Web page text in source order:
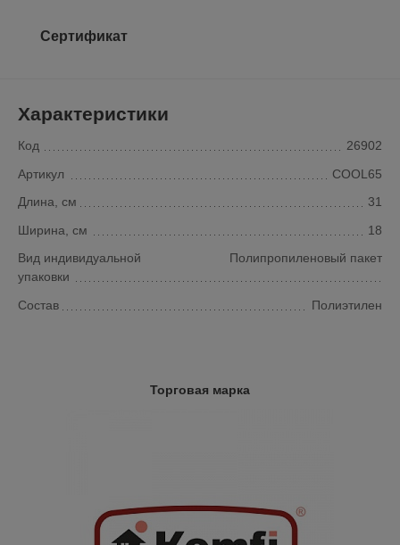
Сертификат
Характеристики
Код
26902
Артикул
COOL65
Длина, см
31
Ширина, см
18
Вид индивидуальной
упаковки
Полипропиленовый пакет
Состав Полиэтилен
Торговая марка